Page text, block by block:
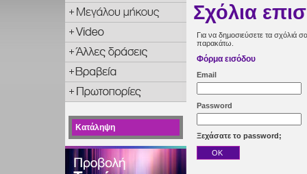
Κατάληψη
Σχόλια
Για να δημοσιεύσετε τα σχόλιά
παρακάτω.
Φόρμα εισόδου
Email
Password
Ξεχάσατε το password;